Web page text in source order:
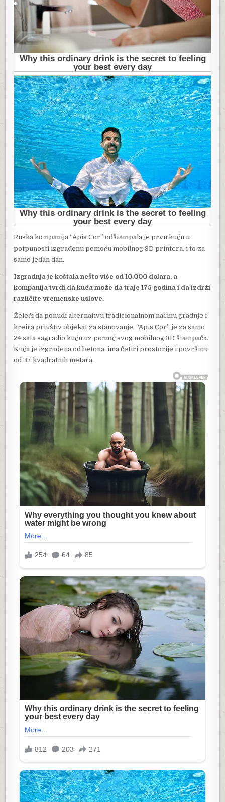
Ruska kompanija “Apis Cor” odštampala je prvu kuću u
potpunosti izgrađenu pomoću mobilnog 3D printera, i to za
samo jedan dan.
Izgradnja je koštala nešto više od 10.000 dolara, a
kompanija tvrdi da kuća može da traje 175 godina i da izdrži
različite vremenske uslove.
Želeći da ponudi alternativu tradicionalnom načinu gradnje i
kreira priuštiv objekat za stanovanje, “Apis Cor” je za samo
24 sata sagradio kuću uz pomoć svog mobilnog 3D štampača.
Kuća je izgrađena od betona, ima četiri prostorije i površinu
od 37 kvadratnih metara.